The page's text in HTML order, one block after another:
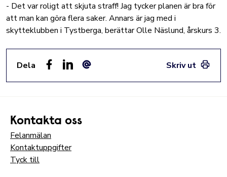
- Det var roligt att skjuta straff! Jag tycker planen är bra för
att man kan göra flera saker. Annars är jag med i
skytteklubben i Tystberga, berättar Olle Näslund, årskurs 3.
Dela
Skriv ut
Kontakta oss
Felanmälan
Kontaktuppgifter
Tyck till